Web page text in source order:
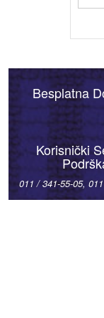
Besplatna
Korisnički
011 / 341-55-05,